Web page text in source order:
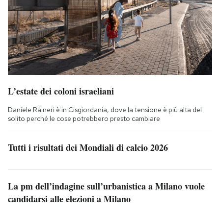
L’estate dei coloni israeliani
Daniele Raineri è in Cisgiordania, dove la tensione è più alta del
solito perché le cose potrebbero presto cambiare
Tutti i risultati dei Mondiali di calcio 2026
La pm dell’indagine sull’urbanistica a Milano vuole
candidarsi alle elezioni a Milano